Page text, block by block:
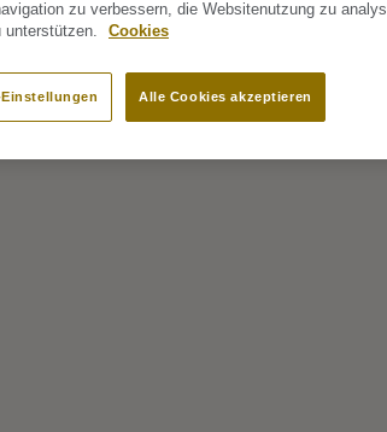
zu verbessern, die Websitenutzung zu
unterstützen.
Cookies
Alle Cookies akzeptieren